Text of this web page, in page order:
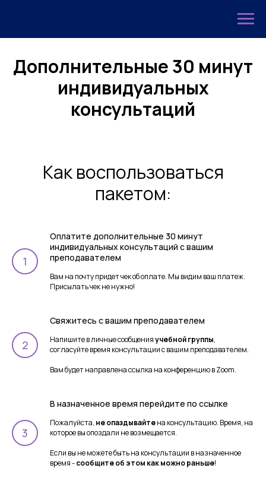
Дополнительные 30 минут
индивидуальных
консультаций
Как воспользоваться
пакетом:
Оплатите дополнительные 30 минут
индивидуальных консультаций с вашим
преподавателем
Вам на почту придет чек об оплате. Мы видим ваш платеж.
Присылать чек не нужно!
Свяжитесь с вашим преподавателем
Напишите в личные сообщенияучебной группы,
согласуйте время консультации с вашим преподавателем.
Вам будет направлена ссылка на конференцию в Zoom.
В назначенное время перейдите по ссылке
Пожалуйста, не опаздывайтена консультацию. Время, на
которое вы опоздали не возмещается.
Если вы не можете быть на консультации в назначенное
время -сообщите об этом как можно раньше!